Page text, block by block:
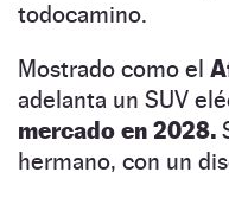
todocamino.
Mostrado como el
adelanta un SUV
mercado en 2028.
hermano, con un